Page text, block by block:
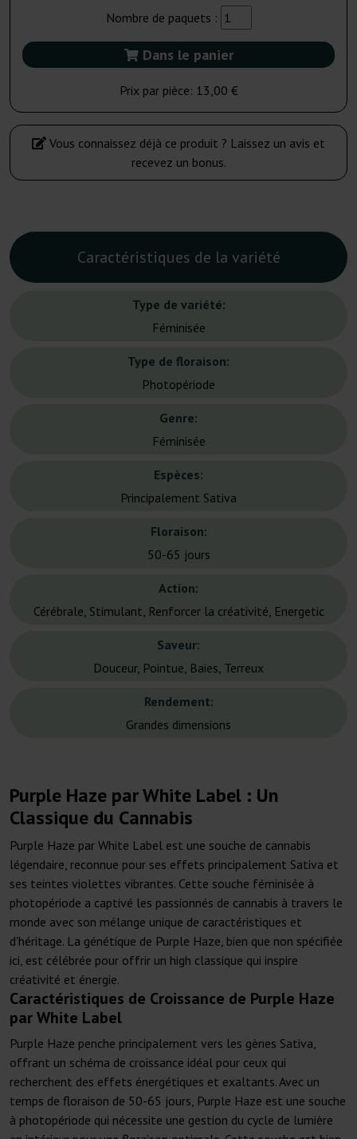
Nombre de paquets :
Dans le panier
Prix par pièce: 13,00 €
Vous connaissez déjà ce produit ? Laissez un avis et
recevez un bonus.
Caractéristiques de la variété
Type de variété:
Féminisée
Type de floraison:
Photopériode
Genre:
Féminisée
Espèces:
Principalement Sativa
Floraison:
50-65 jours
Action:
Cérébrale, Stimulant, Renforcer la créativité, Energetic
Saveur:
Douceur, Pointue, Baies, Terreux
Rendement:
Grandes dimensions
Purple Haze par White Label : Un
Classique du Cannabis
Purple Haze par White Label est une souche de cannabis
légendaire, reconnue pour ses effets principalement Sativa et
ses teintes violettes vibrantes. Cette souche féminisée à
photopériode a captivé les passionnés de cannabis à travers le
monde avec son mélange unique de caractéristiques et
d'héritage. La génétique de Purple Haze, bien que non spécifiée
ici, est célébrée pour offrir un high classique qui inspire
créativité et énergie.
Caractéristiques de Croissance de Purple Haze
par White Label
Purple Haze penche principalement vers les gènes Sativa,
offrant un schéma de croissance idéal pour ceux qui
recherchent des effets énergétiques et exaltants. Avec un
temps de floraison de 50-65 jours, Purple Haze est une souche
à photopériode qui nécessite une gestion du cycle de lumière